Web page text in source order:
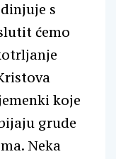
s
ćemo
koje
grude
Neka